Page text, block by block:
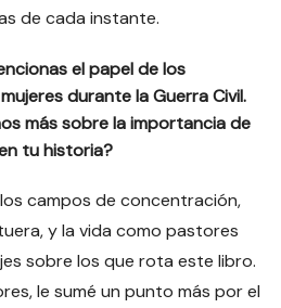
de cada instante.
el papel de los
durante la Guerra Civil.
más sobre la importancia de
tu historia?
campos de concentración,
y la vida como pastores
sobre los que rota este libro.
le sumé un punto más por el